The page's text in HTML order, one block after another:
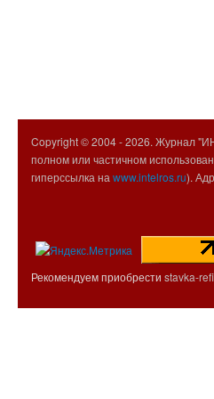
Copyright © 2004 -2026. Журнал
полном или частичном
гиперссылка на www.intelros.ru).
Рекомендуем приобрести stavka-